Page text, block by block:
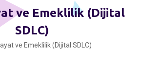
ve Emeklilik (Dijital
SDLC)
ve Emeklilik (Dijital SDLC)